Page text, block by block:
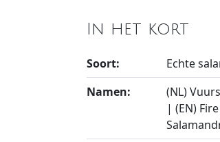
In het kort
Soort:
Echte
Namen:
(NL)
| (EN)